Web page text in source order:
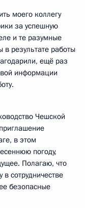
моего коллегу
за успешную
и те разумные
в результате работы
ещё раз
информации
Чешской
в этом
погоду,
Полагаю, что
сотрудничестве
безопасные